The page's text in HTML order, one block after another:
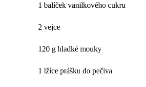
1 balíček vanilkového cukru
2 vejce
120 g hladké mouky
1 lžíce prášku do pečiva